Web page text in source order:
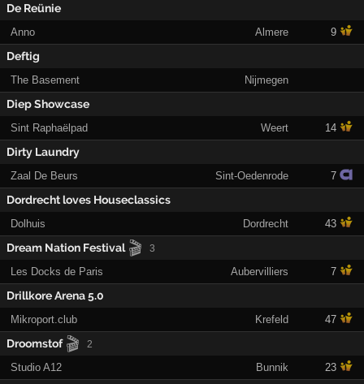
De Reünie
Anno Almere 9
Deftig
The Basement Nijmegen
Diep Showcase
Sint Raphaëlpad Weert 14
Dirty Laundry
Zaal De Beurs Sint-Oedenrode 7
Dordrecht loves Houseclassics
Dolhuis Dordrecht 43
Dream Nation Festival 🎬 3
Les Docks de Paris Aubervilliers 7
Drillkore Arena 5.0
Mikroport.club Krefeld 47
Droomstof 🎬 2
Studio A12 Bunnik 23